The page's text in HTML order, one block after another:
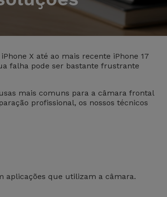
X até ao mais recente iPhone 17
falha pode ser bastante frustrante
mais comuns para a câmara frontal
profissional, os nossos técnicos
aplicações que utilizam a câmara.